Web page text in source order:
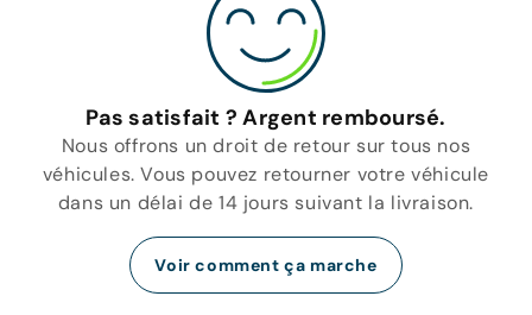
Pas satisfait ? Argent remboursé.
Nous offrons un droit de retour sur tous nos
véhicules. Vous pouvez retourner votre véhicule
dans un délai de 14 jours suivant la livraison.
Voir comment ça marche